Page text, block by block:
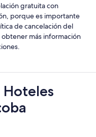
gratuita con
porque es importante
de cancelación del
más información